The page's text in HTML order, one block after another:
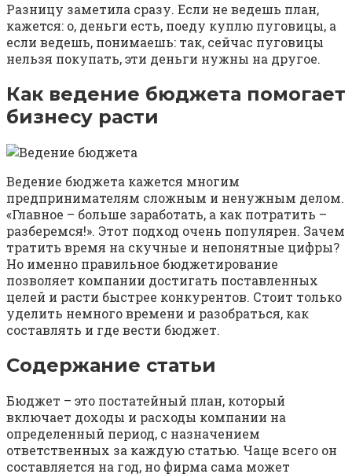
Разницу заметила сразу. Если не ведешь план,
кажется: о, деньги есть, поеду куплю пуговицы, а
если ведешь, понимаешь: так, сейчас пуговицы
нельзя покупать, эти деньги нужны на другое.
Как ведение бюджета помогает
бизнесу расти
Ведение бюджета кажется многим
предпринимателям сложным и ненужным делом.
«Главное – больше заработать, а как потратить –
разберемся!». Этот подход очень популярен. Зачем
тратить время на скучные и непонятные цифры?
Но именно правильное бюджетирование
позволяет компании достигать поставленных
целей и расти быстрее конкурентов. Стоит только
уделить немного времени и разобраться, как
составлять и где вести бюджет.
Содержание статьи
Бюджет – это постатейный план, который
включает доходы и расходы компании на
определенный период, с назначением
ответственных за каждую статью. Чаще всего он
составляется на год, но фирма сама может